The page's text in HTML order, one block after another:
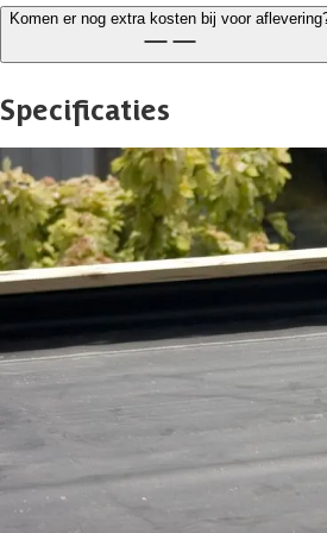
Komen er nog extra kosten bij voor
Specificaties
Belangrijke specificaties
Merk
Lengte
1-
Type